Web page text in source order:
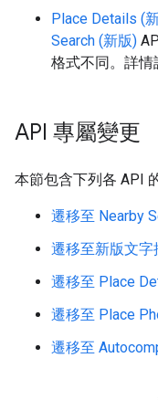
Place Details (
Search (新版)
格式不同。詳情
API 專屬變更
本節包含下列各 API
遷移至 Nearby
遷移至新版文字
遷移至 Place
遷移至 Place
遷移至